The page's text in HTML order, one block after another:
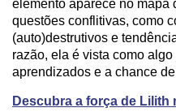
elemento aparece no mapa
questões conflitivas, como
(auto)destrutivos e
razão, ela é vista como
aprendizados e a chance
Descubra a força de Lilith